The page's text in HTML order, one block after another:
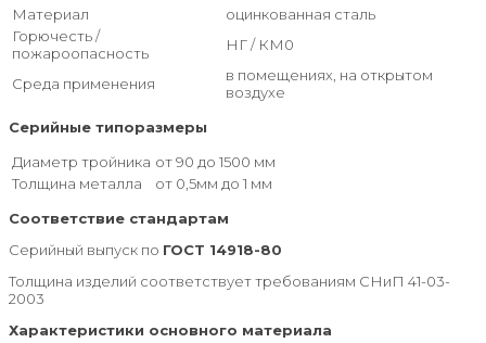
Материал
оцинкованная сталь
Горючесть /
пожароопасность
НГ / КМ0
Среда применения
в помещениях, на открытом
воздухе
Серийные типоразмеры
Диаметр тройника от 90 до 1500 мм
Толщина металла
от 0,5мм до 1 мм
Соответствие стандартам
Серийный выпуск по ГОСТ 14918-80
Толщина изделий соответствует требованиям СНиП 41-03-
2003
Характеристики основного материала